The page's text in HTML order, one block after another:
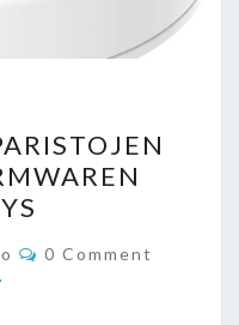
Comments
0 Comment